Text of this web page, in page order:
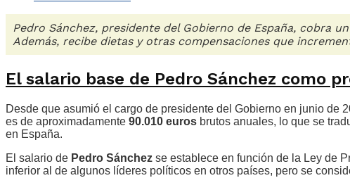
Pedro Sánchez, presidente del Gobierno de España, cobra
Además, recibe dietas y otras compensaciones que
El salario base de Pedro Sánchez como
Desde que asumió el cargo de presidente del Gobierno en junio de
es de aproximadamente 90.010 euros brutos anuales, lo que se
en España.
El salario de Pedro Sánchez se establece en función de la Ley de
inferior al de algunos líderes políticos en otros países, pero se